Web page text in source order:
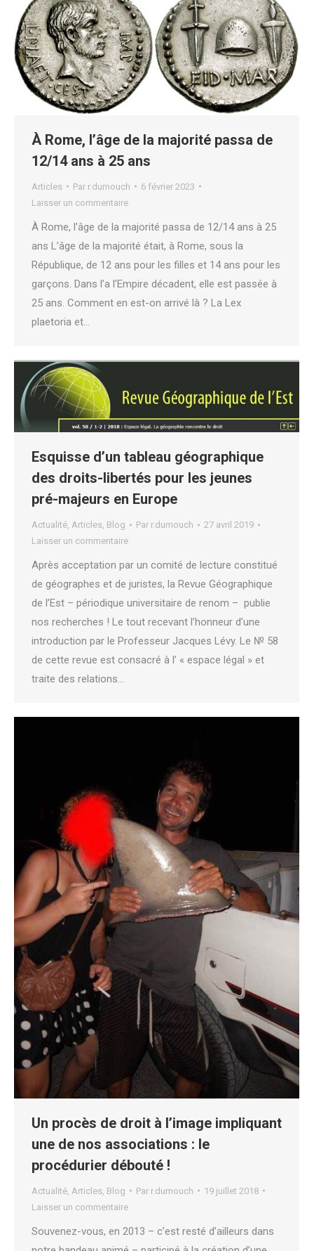
À Rome, l’âge de la majorité passa de
12/14 ans à 25 ans
Articles Par r.dumouch
6 février 2023
Laisser un commentaire
À Rome, l’âge de la majorité passa de 12/14 ans à 25
ans L’âge de la majorité était, à Rome, sous la
République, de 12 ans pour les filles et 14 ans pour les
garçons. Dans l’a l’Empire décadent, elle est passée à
25 ans. Comment en est-on arrivé là ? La Lex
plaetoria et…
Esquisse d’un tableau géographique
des droits-libertés pour les jeunes
pré-majeurs en Europe
Actualité, Articles, Blog Par r.dumouch
27 avril 2019
Laisser un commentaire
Après acceptation par un comité de lecture constitué
de géographes et de juristes, la Revue Géographique
de l’Est – périodique universitaire de renom – publie
nos recherches ! Le tout recevant l’honneur d’une
introduction par le Professeur Jacques Lévy. Le № 58
de cette revue est consacré à l’ « espace légal » et
traite des relations…
Un procès de droit à l’image impliquant
une de nos associations : le
procédurier débouté !
Actualité Articles Blog Par r.dumouch
19 juillet 2018
Laisser un commentaire
Souvenez-vous, en 2013 – c’est resté d’ailleurs dans